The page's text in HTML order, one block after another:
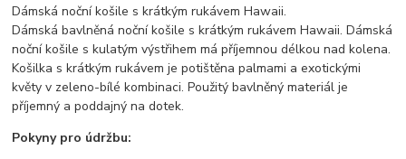
Dámská noční košile s krátkým rukávem Hawaii.
Dámská bavlněná noční košile s krátkým rukávem Hawaii. Dámská
noční košile s kulatým výstřihem má příjemnou délkou nad kolena.
Košilka s krátkým rukávem je potištěna palmami a exotickými
květy v zeleno-bílé kombinaci. Použitý bavlněný materiál je
příjemný a poddajný na dotek.
Pokyny pro údržbu: